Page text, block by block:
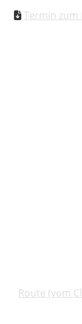
Termin zum
Route (vom